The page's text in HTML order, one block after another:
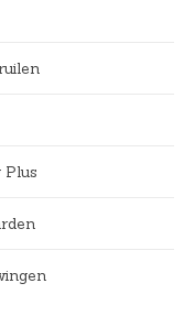
Plus